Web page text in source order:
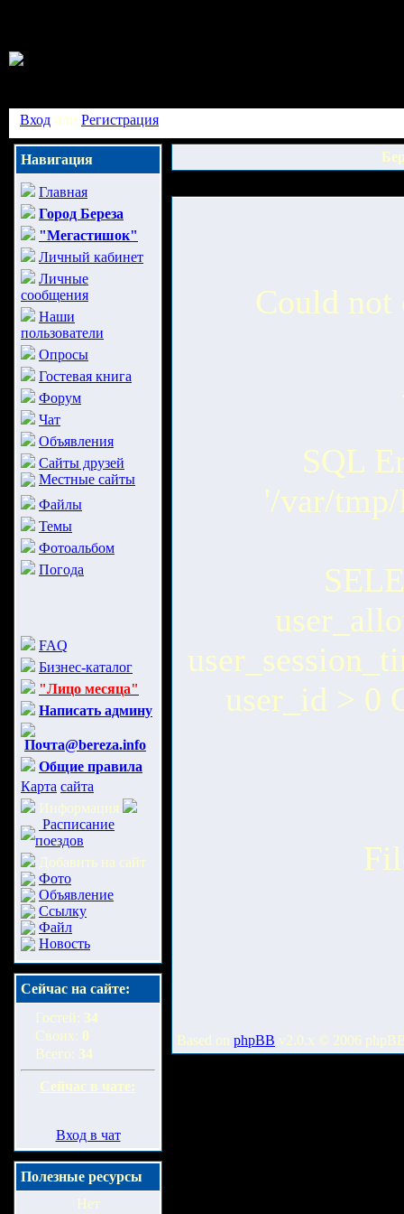
Вход или Регистрация
Навигация
Главная
Город Береза
"Мегастишок"
Личный кабинет
Личные
сообщения
Наши
пользователи
Опросы
Гостевая книга
Форум
Чат
Объявления
Сайты друзей
Местные сайты
Файлы
Темы
Фотоальбом
Погода
FAQ
Бизнес-каталог
"Лицо месяца"
Написать админу
Почта@bereza.info
Общие правила
Карта сайта
Информация
Расписание
поездов
Добавить на сайт
Фото
Объявление
Ссылку
Файл
Новость
Сейчас на сайте:
Гостей: 34
Своих: 0
Всего: 34
Сейчас в чате:
Вход в чат
Полезные ресурсы
Нет
Could not
SQL
'/var/
user_id > 0
Based on phpBB v2.0.x © 2006